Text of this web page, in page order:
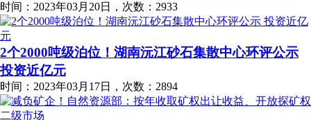
时间：2023年03月20日，次数：2933
2个2000吨级泊位！湖南沅江砂石集散中心环评公示
投资近亿元
时间：2023年03月17日，次数：2894